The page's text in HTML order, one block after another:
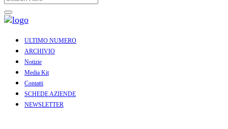
ULTIMO NUMERO
ARCHIVIO
Notizie
Media Kit
Contatti
SCHEDE AZIENDE
NEWSLETTER